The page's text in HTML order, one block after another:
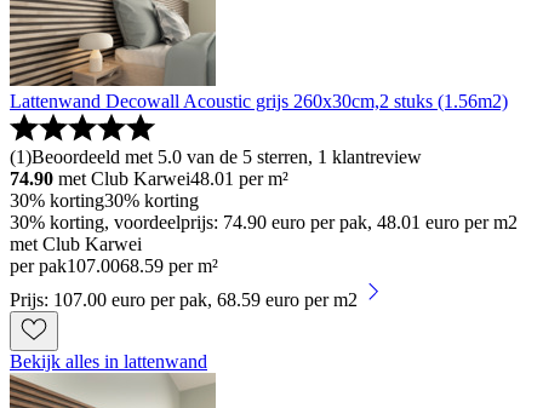
Lattenwand Decowall Acoustic grijs 260x30cm,2 stuks (1.56m2)
(1)Beoordeeld met 5.0 van de 5 sterren, 1 klantreview
74.90 met Club Karwei48.01 per m²
30% korting30% korting
30% korting, voordeelprijs: 74.90 euro per pak, 48.01 euro per m2
met Club Karwei
per pak107.0068.59 per m²
Prijs: 107.00 euro per pak, 68.59 euro per m2
Bekijk alles in lattenwand